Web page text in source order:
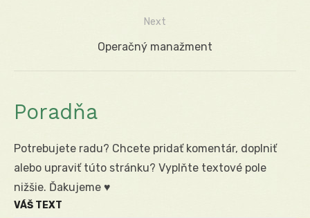
Next
Next
Operačný manažment
Poradňa
Potrebujete radu? Chcete pridať komentár, doplniť
alebo upraviť túto stránku? Vyplňte textové pole
nižšie. Ďakujeme ♥
VÁŠ TEXT